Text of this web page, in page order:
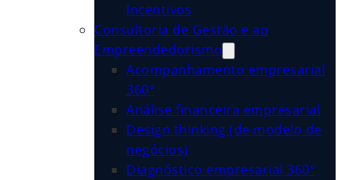
Incentivos
Consultoria de Gestão e ao
Empreendedorismo
Acompanhamento empresarial
360º
Análise financeira empresarial
Design thinking (de modelo de
negócios)
Diagnóstico empresarial 360º